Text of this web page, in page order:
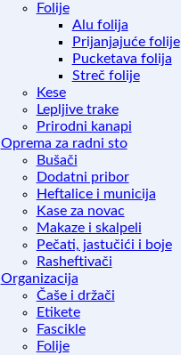
Folije
Alu folija
Prijanjajuće folije
Pucketava folija
Streč folije
Kese
Lepljive trake
Prirodni kanapi
Oprema za radni sto
Bušači
Dodatni pribor
Heftalice i municija
Kase za novac
Makaze i skalpeli
Pečati, jastučići i boje
Rasheftivači
Organizacija
Čaše i držači
Etikete
Fascikle
Folije